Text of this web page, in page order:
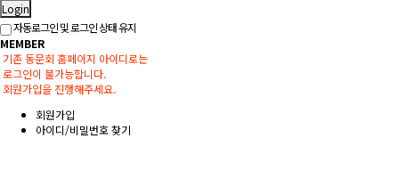
Login
자동로그인 및 로그인 상태 유지
MEMBER
기존 동문회 홈페이지 아이디로는
로그인이 불가능합니다.
회원가입을 진행해주세요.
회원가입
아이디/비밀번호 찾기